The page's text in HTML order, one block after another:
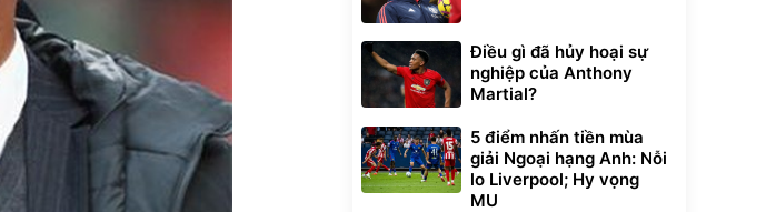
Điều gì đã hủy hoại sự
nghiệp của Anthony
Martial?
5 điểm nhấn tiền mùa
giải Ngoại hạng Anh: Nỗi
lo Liverpool; Hy vọng
MU